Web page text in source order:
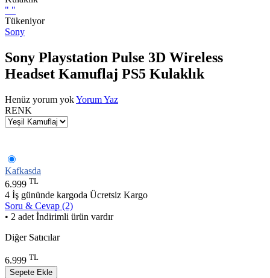
" "
Tükeniyor
Sony
Sony Playstation Pulse 3D Wireless
Headset Kamuflaj PS5 Kulaklık
Henüz yorum yokYorum Yaz
RENK
Kafkasda
6.999 TL
4 İş gününde kargoda Ücretsiz Kargo
Soru & Cevap (2)
• 2 adet İndirimli ürün vardır
Diğer Satıcılar
6.999 TL
Sepete Ekle